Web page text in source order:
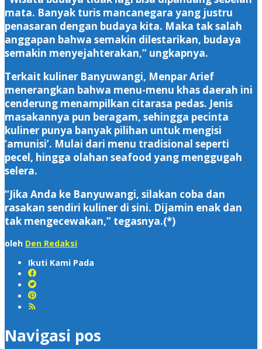
mata. Banyak turis mancanegara yang justru
penasaran dengan budaya kita. Maka tak salah
anggapan bahwa semakin dilestarikan, budaya
semakin menyejahterakan,” ungkapnya.
Terkait kuliner Banyuwangi, Menpar Arief
menerangkan bahwa menu-menu khas daerah ini
cenderung menampilkan citarasa pedas. Jenis
masakannya pun beragam, sehingga pecinta
kuliner punya banyak pilihan untuk mengisi
‘amunisi’. Mulai dari menu tradisional seperti
pecel, hingga olahan seafood yang menggugah
selera.
“Jika Anda ke Banyuwangi, silakan coba dan
rasakan sendiri kuliner di sini. Dijamin enak dan
tak mengecewakan,” tegasnya.(*)
oleh Den Redaksi
Ikuti Kami Pada
Navigasi pos